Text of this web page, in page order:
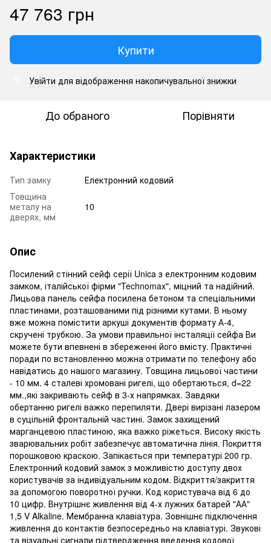
47 763 грн
Купити
Увійти для відображення накопичувальної знижки
До обраного Порівняти
Характеристики
Тип замку
Електронний кодовий
Товщина
металу на
дверях, мм
10
Опис
Посилений стінний сейф серії Unica з електронним кодовим
замком, італійської фірми "Technomax", міцний та надійний.
Лицьова панель сейфа посилена бетоном та спеціальними
пластинами, розташованими під різними кутами. В ньому
вже можна помістити аркуші документів формату А-4,
скручені трубкою. За умови правильної інсталяції сейфа Ви
можете бути впевнені в збереженні його вмісту. Практичні
поради по встановленню можна отримати по телефону або
навідатись до нашого магазину. Товщина лицьової частини
- 10 мм. 4 сталеві хромовані ригелі, що обертаються, d=22
мм.,які закривають сейф в 3-х напрямках. Завдяки
обертанню ригелі важко перепиляти. Двері вирізані лазером
в суцільній фронтальній частині. Замок захищений
марганцевою пластиною, яка важко ріжеться. Високу якість
зварювальних робіт забезпечує автоматична лінія. Покриття
порошковою краскою. Запікається при температурі 200 гр.
Електронний кодовий замок з можливістю доступу двох
користувачів за індивідуальним кодом. Відкриття/закриття
за допомогою поворотної ручки. Код користувача від 6 до
10 цифр. Внутрішнє живлення від 4-х лужних батарей "АА"
1,5 V Alkaline. Мембранна клавіатура. Зовнішнє підключення
живлення до контактів безпосередньо на клавіатурі. Звукові
та візуальні сигнали підтвердження введення кодової